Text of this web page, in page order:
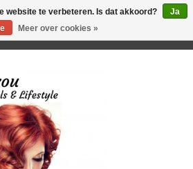
website te verbeteren. Is dat akkoord?
Ja
Meer over cookies »